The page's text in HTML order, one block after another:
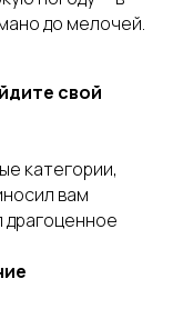
до мелочей.
свой
категории,
вам
драгоценное